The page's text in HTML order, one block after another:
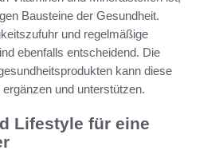
Bausteine der Gesundheit.
und regelmäßige
ebenfalls entscheidend. Die
kann diese
und unterstützen.
Lifestyle für eine